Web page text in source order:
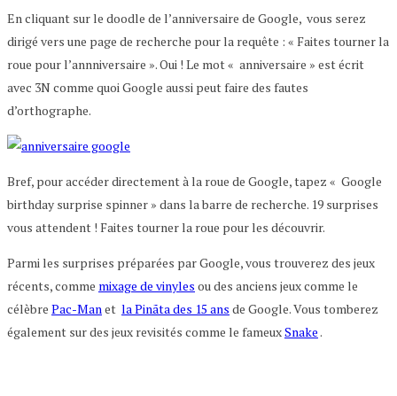
En cliquant sur le doodle de l’anniversaire de Google, vous serez
dirigé vers une page de recherche pour la requête : « Faites tourner la
roue pour l’annniversaire ». Oui ! Le mot « anniversaire » est écrit
avec 3N comme quoi Google aussi peut faire des fautes
d’orthographe.
Bref, pour accéder directement à la roue de Google, tapez « Google
birthday surprise spinner » dans la barre de recherche. 19 surprises
vous attendent ! Faites tourner la roue pour les découvrir.
Parmi les surprises préparées par Google, vous trouverez des jeux
récents, comme mixage de vinyles ou des anciens jeux comme le
célèbre Pac-Manet la Pinãta des 15 ans de Google. Vous tomberez
également sur des jeux revisités comme le fameuxSnake.